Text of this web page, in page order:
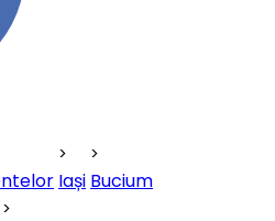
Iași Bucium